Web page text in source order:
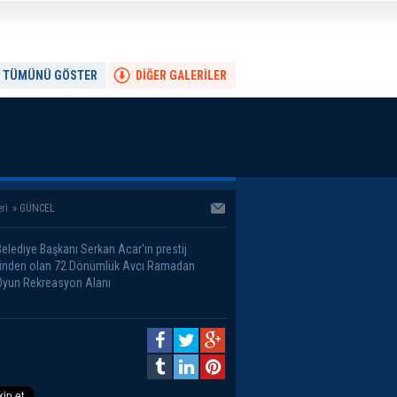
DİĞER GALERİLER
TÜMÜNÜ GÖSTER
» GÜNCEL
Başkanı Serkan Acar'ın prestij
olan 72 Dönümlük Avcı Ramadan
Rekreasyon Alanı